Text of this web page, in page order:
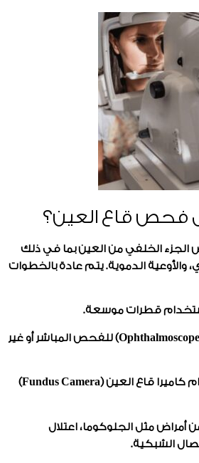
فحص قاع العين؟
الخلفي من العين بما في ذلك
والأوعية الدموية. يتم عادة بالخطوات
قطرات موسعة.
استخدام منظار العين (Ophthalmoscope) للفحص المباشر أو غير
تصوير الشبكية باستخدام كاميرا قاع العين (Fundus Camera)
أمراض مثل الجلوكوما، اعتلال
الشبكية.